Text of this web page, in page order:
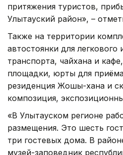
притяжения туристов,
Улытауский район», –
Также на территории
автостоянки для легкового
транспорта, чайхана и
площадки, юрты для
резиденция Жошы-хана и
композиция,
«В Улытауском регионе
размещения. Это шесть
три гостевых дома. В
музей-заповедник